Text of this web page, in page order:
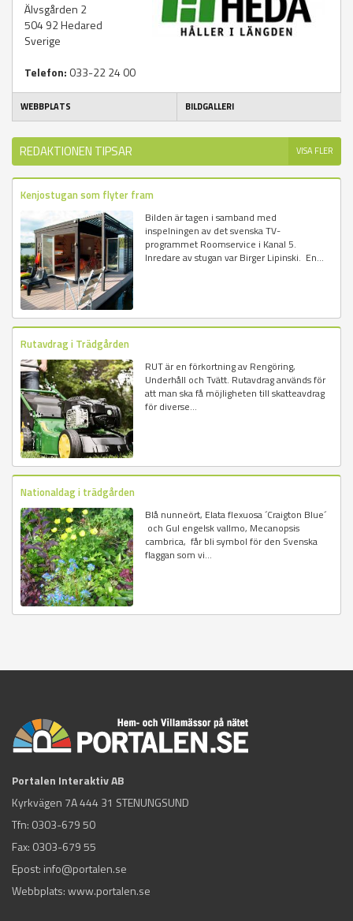
Älvsgården 2
504 92Hedared
Sverige
Telefon: 033-22 24 00
WEBBPLATS BILDGALLERI
REDAKTIONEN TIPSAR VISA FLER
Kenjostugan som flyter fram
Bilden är tagen i samband med
inspelningen av det svenska TV-
programmet Roomservice i Kanal 5.
Inredare av stugan var Birger Lipinski. En...
Rutavdrag i Trädgården
RUT är en förkortning av Rengöring,
Underhåll och Tvätt. Rutavdrag används för
att man ska få möjligheten till skatteavdrag
för diverse...
Nationaldag i trädgården
Blå nunneört, Elata flexuosa ´Craigton Blue´
och Gul engelsk vallmo, Mecanopsis
cambrica, får bli symbol för den Svenska
flaggan som vi...
Portalen Interaktiv AB
Kyrkvägen 7A 444 31 STENUNGSUND
Tfn: 0303-679 50
Fax: 0303-679 55
Epost: info@portalen.se
Webbplats: www.portalen.se